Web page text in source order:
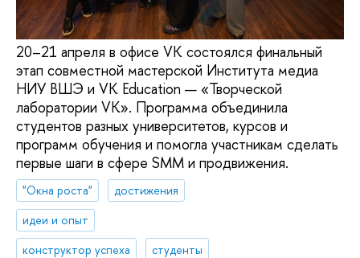
20–21 апреля в офисе VK состоялся финальный
этап совместной мастерской Института медиа
НИУ ВШЭ и VK Education — «Творческой
лаборатории VK». Программа объединила
студентов разных университетов, курсов и
программ обучения и помогла участникам сделать
первые шаги в сфере SMM и продвижения.
"Окна роста"
достижения
идеи и опыт
конструктор успеха
студенты